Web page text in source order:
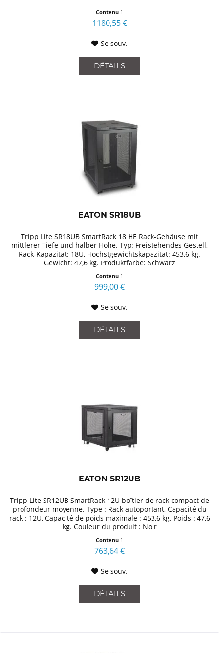
Contenu 1
1180,55 €
Se souv.
DÉTAILS
EATON SR18UB
Tripp Lite SR18UB SmartRack 18 HE Rack-Gehäuse mit
mittlerer Tiefe und halber Höhe. Typ: Freistehendes Gestell,
Rack-Kapazität: 18U, Höchstgewichtskapazität: 453,6 kg.
Gewicht: 47,6 kg. Produktfarbe: Schwarz
Contenu 1
999,00 €
Se souv.
DÉTAILS
EATON SR12UB
Tripp Lite SR12UB SmartRack 12U boîtier de rack compact de
profondeur moyenne. Type : Rack autoportant, Capacité du
rack : 12U, Capacité de poids maximale : 453,6 kg. Poids : 47,6
kg. Couleur du produit : Noir
Contenu 1
763,64 €
Se souv.
DÉTAILS